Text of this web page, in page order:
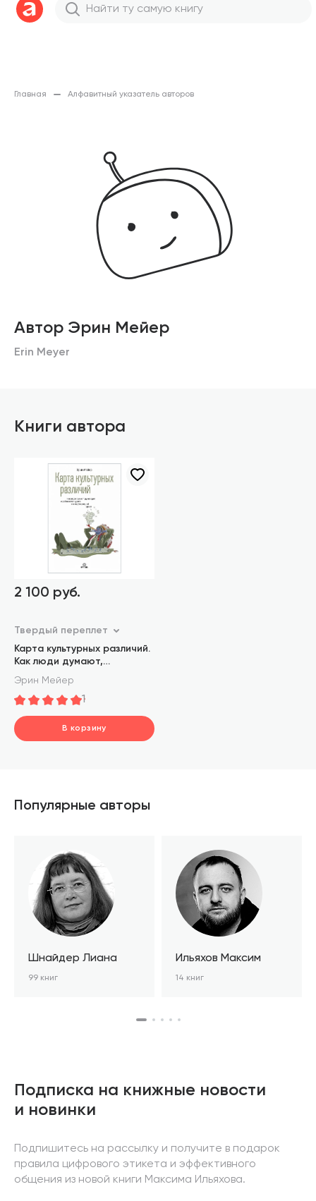
Главная Алфавитный указатель авторов
Автор Эрин Мейер
Erin Meyer
Книги автора
2 100 руб.
Твердый переплет
Карта культурных различий.
Как люди думают,
руководят и добиваются
целей в международной
среде
Эрин Мейер
1
В корзину
Популярные авторы
Шнайдер Лиана
99 книг
Ильяхов Максим
14 книг
Подписка на книжные новости
и новинки
Подпишитесь на рассылку и получите в подарок
правила цифрового этикета и эффективного
общения из новой книги Максима Ильяхова.